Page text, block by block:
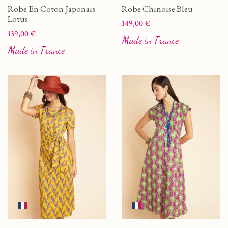
Robe En Coton Japonais
Lotus
Prix
139,00 €
Made in France
Robe Chinoise Bleu
Prix
149,00 €
Made in France